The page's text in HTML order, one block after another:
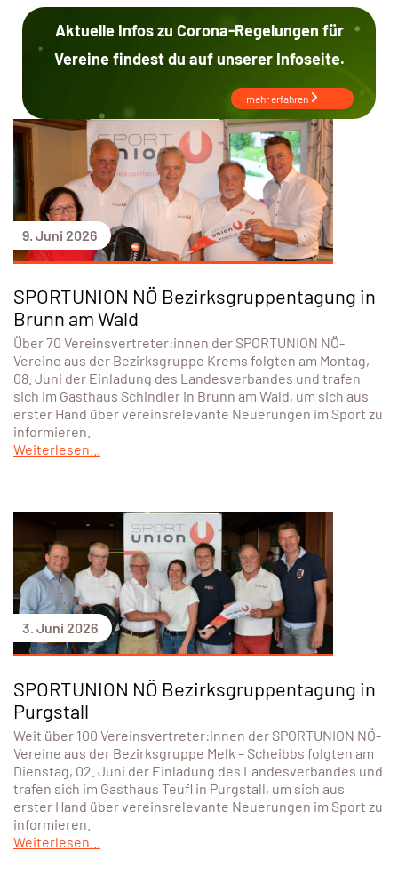
Aktuelle Infos zu Corona-Regelungen für
Vereine findest du auf unserer Infoseite.
mehr erfahren
9. Juni 2026
SPORTUNION NÖ Bezirksgruppentagung in
Brunn am Wald
Über 70 Vereinsvertreter:innen der SPORTUNION NÖ-
Vereine aus der Bezirksgruppe Krems folgten am Montag,
08. Juni der Einladung des Landesverbandes und trafen
sich im Gasthaus Schindler in Brunn am Wald, um sich aus
erster Hand über vereinsrelevante Neuerungen im Sport zu
informieren.
Weiterlesen...
3. Juni 2026
SPORTUNION NÖ Bezirksgruppentagung in
Purgstall
Weit über 100 Vereinsvertreter:innen der SPORTUNION NÖ-
Vereine aus der Bezirksgruppe Melk – Scheibbs folgten am
Dienstag, 02. Juni der Einladung des Landesverbandes und
trafen sich im Gasthaus Teufl in Purgstall, um sich aus
erster Hand über vereinsrelevante Neuerungen im Sport zu
informieren.
Weiterlesen...